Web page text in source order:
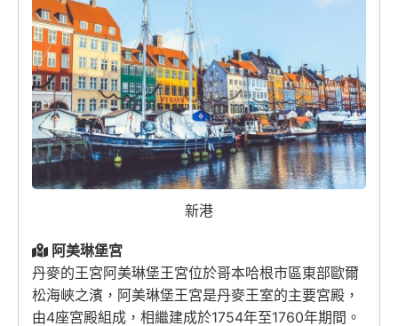
新港
阿美琳堡宮
丹麥的王宮阿美琳堡王宮位於哥本哈根市區東部歐爾
松海峽之濱，阿美琳堡王宮是丹麥王室的主要宮殿，
由4座宮殿組成，相繼建成於1754年至1760年期間。